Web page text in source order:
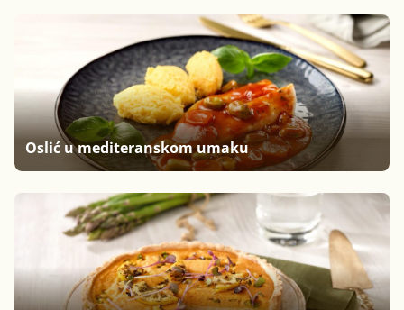
Oslić u mediteranskom umaku